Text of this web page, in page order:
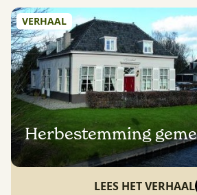
VERHAAL
Herbestemming
LEES HET VERHAAL